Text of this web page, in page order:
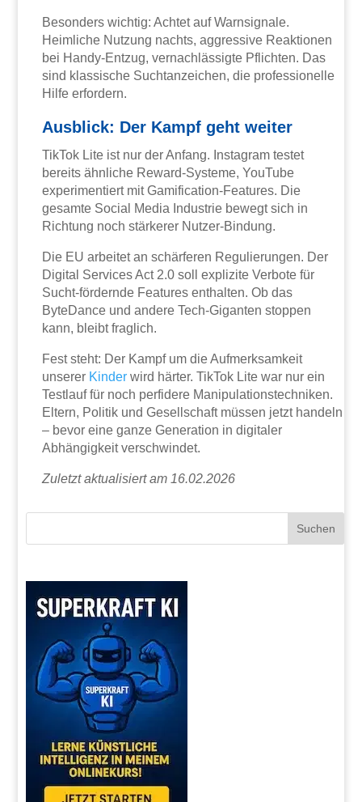
Besonders wichtig: Achtet auf Warnsignale.
Heimliche Nutzung nachts, aggressive Reaktionen
bei Handy-Entzug, vernachlässigte Pflichten. Das
sind klassische Suchtanzeichen, die professionelle
Hilfe erfordern.
Ausblick: Der Kampf geht weiter
TikTok Lite ist nur der Anfang. Instagram testet
bereits ähnliche Reward-Systeme, YouTube
experimentiert mit Gamification-Features. Die
gesamte Social Media Industrie bewegt sich in
Richtung noch stärkerer Nutzer-Bindung.
Die EU arbeitet an schärferen Regulierungen. Der
Digital Services Act 2.0 soll explizite Verbote für
Sucht-fördernde Features enthalten. Ob das
ByteDance und andere Tech-Giganten stoppen
kann, bleibt fraglich.
Fest steht: Der Kampf um die Aufmerksamkeit
unserer Kinder wird härter. TikTok Lite war nur ein
Testlauf für noch perfidere Manipulationstechniken.
Eltern, Politik und Gesellschaft müssen jetzt handeln
– bevor eine ganze Generation in digitaler
Abhängigkeit verschwindet.
Zuletzt aktualisiert am 16.02.2026